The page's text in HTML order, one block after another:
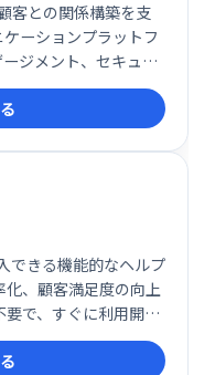
客との関係構築を支
ーションプラットフ
ジメント、セキュリ
ージングチャネルや
効果的なコミュニケ
顧客基盤を持つ企業
です。
できる機能的なヘルプ
化、顧客満足度の向上
で、すぐに利用開始
担を軽減し、スムーズ
しょう。